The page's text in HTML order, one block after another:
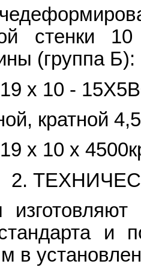
стенки
(группа Б):
х 10 -
кратной
х 10 х
2.
и
в